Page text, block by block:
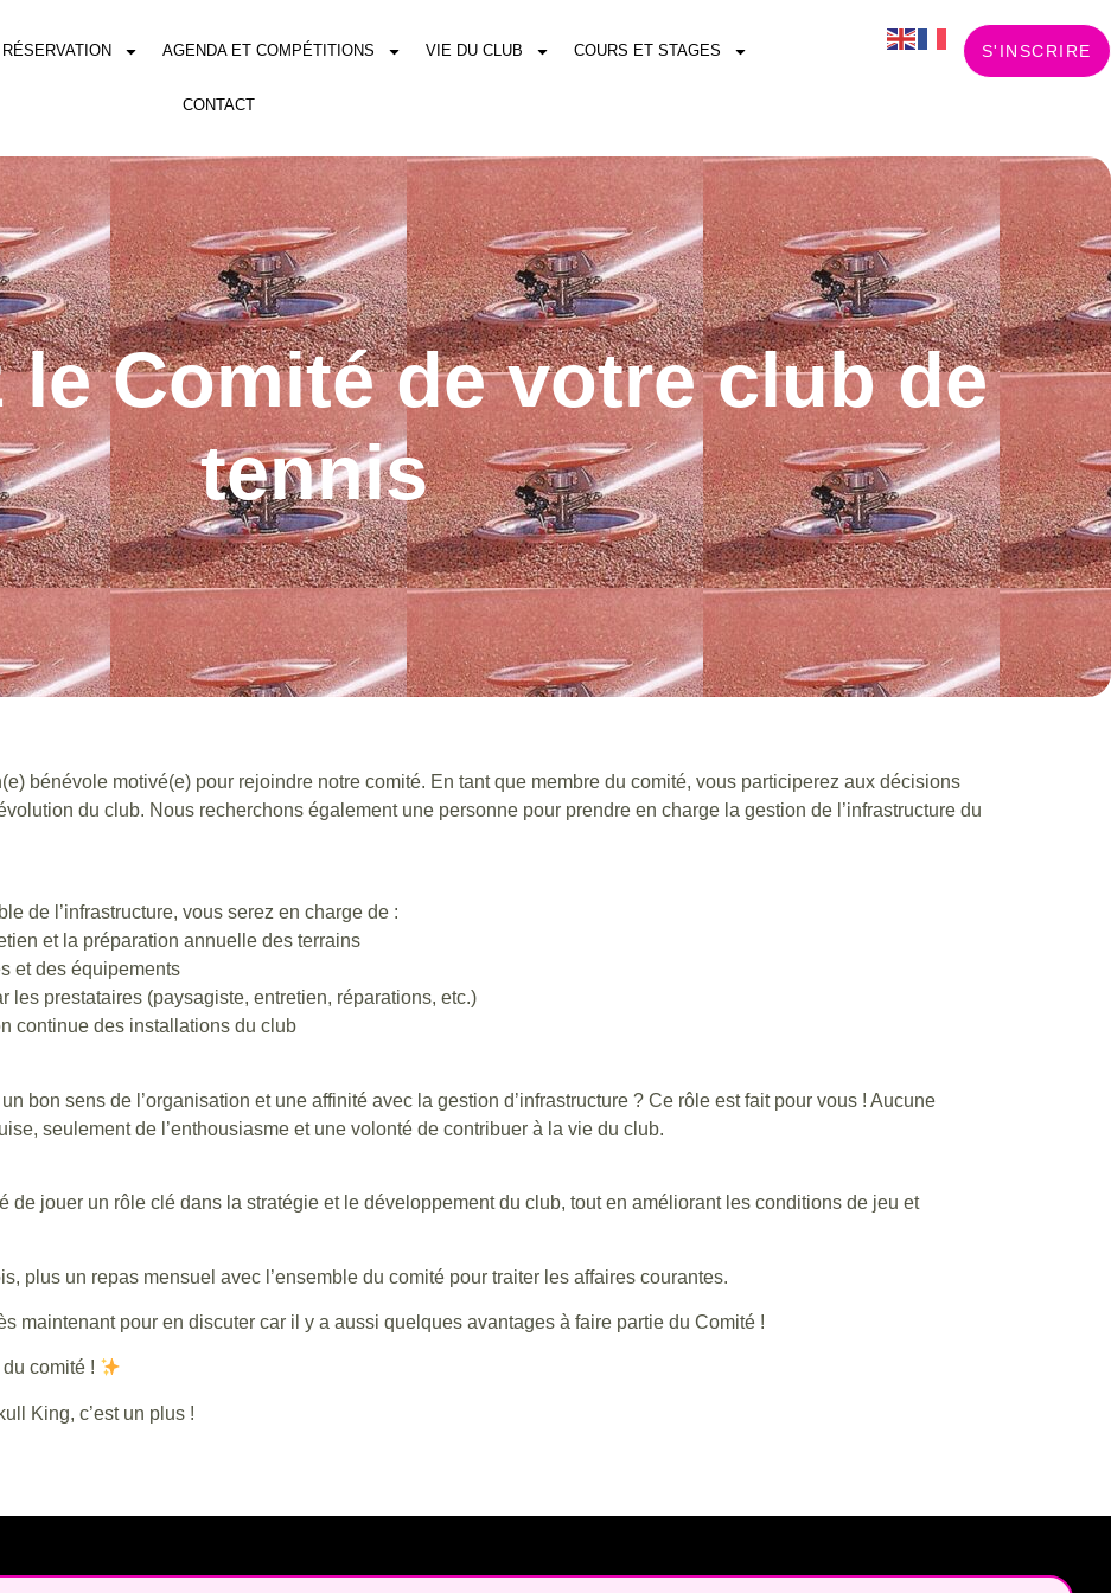
AGENDA ET COMPÉTITIONS VIE DU CLUB COURS ET STAGES
CONTACT
S'INSCRIRE
le Comité de votre club de
tennis
bénévole motivé(e) pour rejoindre notre comité. En tant que membre du comité, vous participerez aux décisions
du club. Nous recherchons également une personne pour prendre en charge la gestion de l’infrastructure du
de l’infrastructure, vous serez en charge de :
et la préparation annuelle des terrains
et des équipements
les prestataires (paysagiste, entretien, réparations, etc.)
continue des installations du club
bon sens de l’organisation et une affinité avec la gestion d’infrastructure ? Ce rôle est fait pour vous ! Aucune
seulement de l’enthousiasme et une volonté de contribuer à la vie du club.
de jouer un rôle clé dans la stratégie et le développement du club, tout en améliorant les conditions de jeu et
plus un repas mensuel avec l’ensemble du comité pour traiter les affaires courantes.
maintenant pour en discuter car il y a aussi quelques avantages à faire partie du Comité !
comité !
King, c’est un plus !